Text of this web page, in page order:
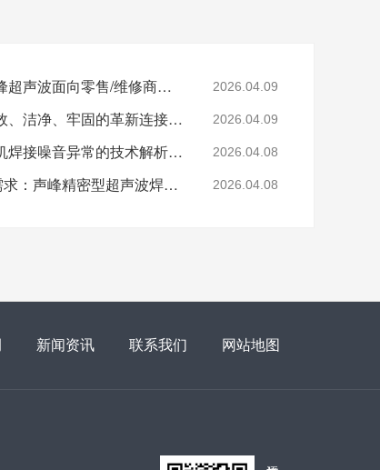
杭州超声波焊接机厂家：声峰超声波面向零售/维修商家开放加盟，AI产业爆发，加盟正当时 2026.04.09
声峰超声波焊接磁力片：高效、洁净、牢固的革新连接方式 2026.04.09
解码异响：灵高超声波焊接机焊接噪音异常的技术解析与专业修复 2026.04.08
泰州300家汽配企业的共同需求：声峰精密型超声波焊接机，适配新能源部件焊接 2026.04.08
新闻资讯 联系我们 网站地图